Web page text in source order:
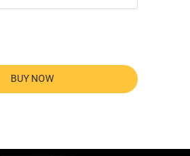
BUY NOW